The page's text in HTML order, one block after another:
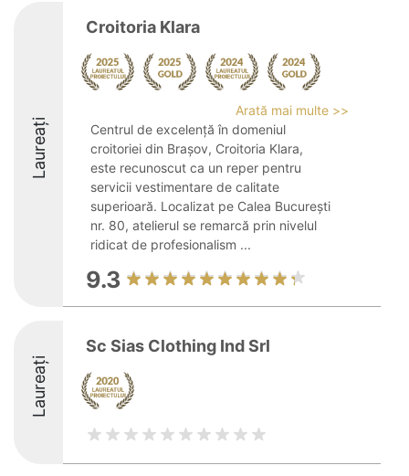
Laureați
Croitoria Klara
Arată mai multe >>
Centrul de excelență în domeniul
croitoriei din Brașov, Croitoria Klara,
este recunoscut ca un reper pentru
servicii vestimentare de calitate
superioară. Localizat pe Calea București
nr. 80, atelierul se remarcă prin nivelul
ridicat de profesionalism ...
9.3
Laureați
Sc Sias Clothing Ind Srl